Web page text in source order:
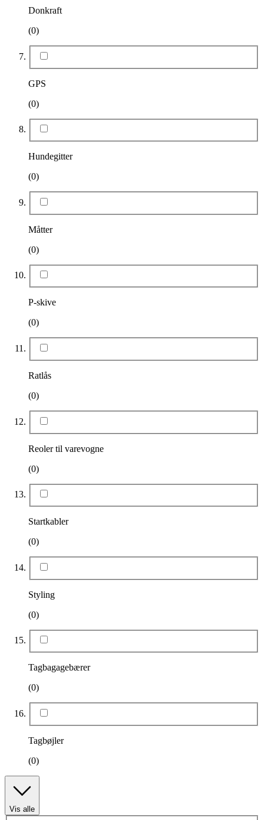
Donkraft
(0)
GPS
(0)
Hundegitter
(0)
Måtter
(0)
P-skive
(0)
Ratlås
(0)
Reoler til varevogne
(0)
Startkabler
(0)
Styling
(0)
Tagbagagebærer
(0)
Tagbøjler
(0)
Vis alle